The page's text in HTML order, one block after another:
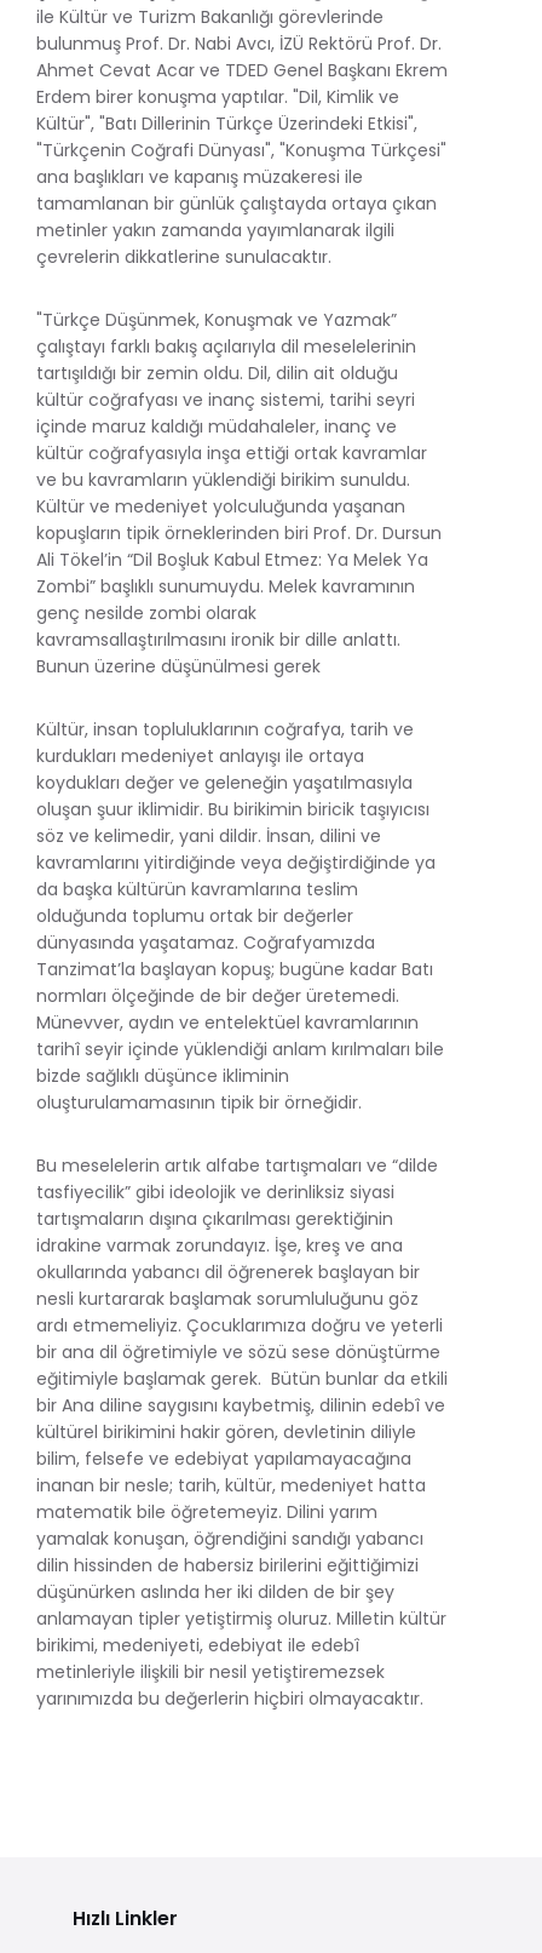
ile Kültür ve Turizm Bakanlığı görevlerinde
bulunmuş Prof. Dr. Nabi Avcı, İZÜ Rektörü Prof. Dr.
Ahmet Cevat Acar ve TDED Genel Başkanı Ekrem
Erdem birer konuşma yaptılar. "Dil, Kimlik ve
Kültür", "Batı Dillerinin Türkçe Üzerindeki Etkisi",
"Türkçenin Coğrafi Dünyası", "Konuşma Türkçesi"
ana başlıkları ve kapanış müzakeresi ile
tamamlanan bir günlük çalıştayda ortaya çıkan
metinler yakın zamanda yayımlanarak ilgili
çevrelerin dikkatlerine sunulacaktır.
"Türkçe Düşünmek, Konuşmak ve Yazmak”
çalıştayı farklı bakış açılarıyla dil meselelerinin
tartışıldığı bir zemin oldu. Dil, dilin ait olduğu
kültür coğrafyası ve inanç sistemi, tarihi seyri
içinde maruz kaldığı müdahaleler, inanç ve
kültür coğrafyasıyla inşa ettiği ortak kavramlar
ve bu kavramların yüklendiği birikim sunuldu.
Kültür ve medeniyet yolculuğunda yaşanan
kopuşların tipik örneklerinden biri Prof. Dr. Dursun
Ali Tökel’in “Dil Boşluk Kabul Etmez: Ya Melek Ya
Zombi” başlıklı sunumuydu. Melek kavramının
genç nesilde zombi olarak
kavramsallaştırılmasını ironik bir dille anlattı.
Bunun üzerine düşünülmesi gerek
Kültür, insan topluluklarının coğrafya, tarih ve
kurdukları medeniyet anlayışı ile ortaya
koydukları değer ve geleneğin yaşatılmasıyla
oluşan şuur iklimidir. Bu birikimin biricik taşıyıcısı
söz ve kelimedir, yani dildir. İnsan, dilini ve
kavramlarını yitirdiğinde veya değiştirdiğinde ya
da başka kültürün kavramlarına teslim
olduğunda toplumu ortak bir değerler
dünyasında yaşatamaz. Coğrafyamızda
Tanzimat’la başlayan kopuş; bugüne kadar Batı
normları ölçeğinde de bir değer üretemedi.
Münevver, aydın ve entelektüel kavramlarının
tarihî seyir içinde yüklendiği anlam kırılmaları bile
bizde sağlıklı düşünce ikliminin
oluşturulamamasının tipik bir örneğidir.
Bu meselelerin artık alfabe tartışmaları ve “dilde
tasfiyecilik” gibi ideolojik ve derinliksiz siyasi
tartışmaların dışına çıkarılması gerektiğinin
idrakine varmak zorundayız. İşe, kreş ve ana
okullarında yabancı dil öğrenerek başlayan bir
nesli kurtararak başlamak sorumluluğunu göz
ardı etmemeliyiz. Çocuklarımıza doğru ve yeterli
bir ana dil öğretimiyle ve sözü sese dönüştürme
eğitimiyle başlamak gerek. Bütün bunlar da etkili
bir Ana diline saygısını kaybetmiş, dilinin edebî ve
kültürel birikimini hakir gören, devletinin diliyle
bilim, felsefe ve edebiyat yapılamayacağına
inanan bir nesle; tarih, kültür, medeniyet hatta
matematik bile öğretemeyiz. Dilini yarım
yamalak konuşan, öğrendiğini sandığı yabancı
dilin hissinden de habersiz birilerini eğittiğimizi
düşünürken aslında her iki dilden de bir şey
anlamayan tipler yetiştirmiş oluruz. Milletin kültür
birikimi, medeniyeti, edebiyat ile edebî
metinleriyle ilişkili bir nesil yetiştiremezsek
yarınımızda bu değerlerin hiçbiri olmayacaktır.
Hızlı Linkler